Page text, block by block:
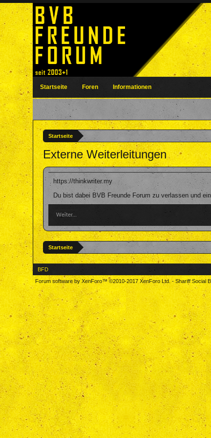
Startseite
Externe Weiterleitungen
https://thinkwriter.my
Du bist dabei BVB Freunde Forum zu verlassen und
Weiter...
Startseite
Startseite Foren Informationen
BFD
Forum software by XenForo™©2010-2017 XenForo Ltd. -Shariff Social